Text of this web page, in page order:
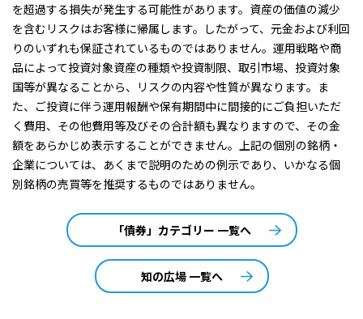
を超過する損失が発生する可能性があります。資産の価値の減少
を含むリスクはお客様に帰属します。したがって、元金および利回
りのいずれも保証されているものではありません。運用戦略や商
品によって投資対象資産の種類や投資制限、取引市場、投資対象
国等が異なることから、リスクの内容や性質が異なります。ま
た、ご投資に伴う運用報酬や保有期間中に間接的にご負担いただ
く費用、その他費用等及びその合計額も異なりますので、その金
額をあらかじめ表示することができません。上記の個別の銘柄・
企業については、あくまで説明のための例示であり、いかなる個
別銘柄の売買等を推奨するものではありません。
「債券」カテゴリー 一覧へ
知の広場 一覧へ